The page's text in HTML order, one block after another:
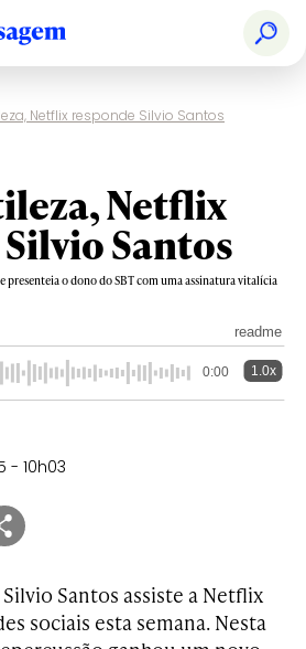
Netflix responde Silvio Santos
Netflix
Santos
presenteia o dono do SBT com uma assinatura vitalícia
readme
0:00 1.0x
- 10h03
Santos assiste a Netflix
sociais esta semana. Nesta